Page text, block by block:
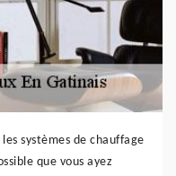
systèmes de chauffage
que vous ayez